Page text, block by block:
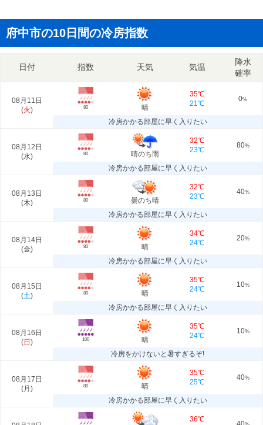
府中市の10日間の冷房指数
日付 指数 天気 気温
降水
確率
08月11日
(火) 80 晴
35℃
21℃
0%
冷房かかる部屋に早く入りたい
08月12日
(水) 80 晴のち雨
32℃
23℃
80%
冷房かかる部屋に早く入りたい
08月13日
(木) 80 曇のち晴
32℃
23℃
40%
冷房かかる部屋に早く入りたい
08月14日
(金) 80 晴
34℃
24℃
20%
冷房かかる部屋に早く入りたい
08月15日
(土) 80 晴
35℃
24℃
10%
冷房かかる部屋に早く入りたい
08月16日
(日 ) 100 晴
35℃
24℃
10%
冷房をかけないと暑すぎるぞ!
08月17日
(月 ) 80 晴
35℃
25℃
40%
冷房かかる部屋に早く入りたい
36℃